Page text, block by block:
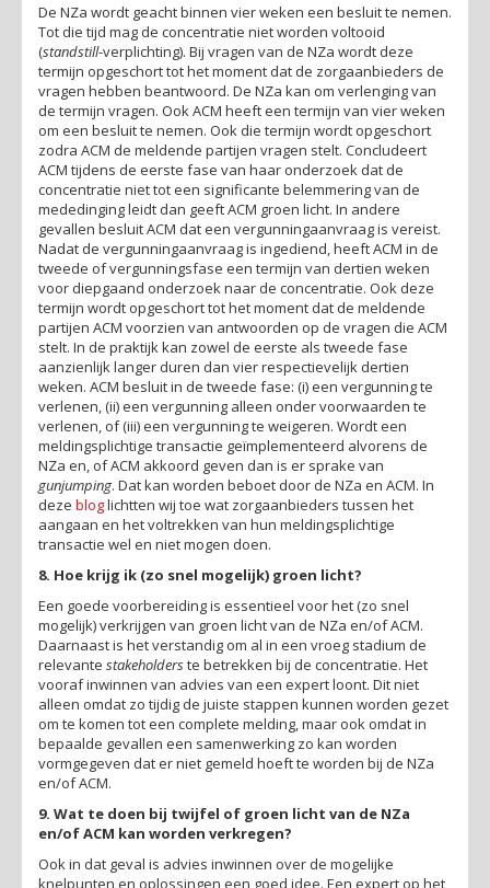
De NZa wordt geacht binnen vier weken een besluit te nemen.
Tot die tijd mag de concentratie niet worden voltooid
(standstill-verplichting). Bij vragen van de NZa wordt deze
termijn opgeschort tot het moment dat de zorgaanbieders de
vragen hebben beantwoord. De NZa kan om verlenging van
de termijn vragen. Ook ACM heeft een termijn van vier weken
om een besluit te nemen. Ook die termijn wordt opgeschort
zodra ACM de meldende partijen vragen stelt. Concludeert
ACM tijdens de eerste fase van haar onderzoek dat de
concentratie niet tot een significante belemmering van de
mededinging leidt dan geeft ACM groen licht. In andere
gevallen besluit ACM dat een vergunningaanvraag is vereist.
Nadat de vergunningaanvraag is ingediend, heeft ACM in de
tweede of vergunningsfase een termijn van dertien weken
voor diepgaand onderzoek naar de concentratie. Ook deze
termijn wordt opgeschort tot het moment dat de meldende
partijen ACM voorzien van antwoorden op de vragen die ACM
stelt. In de praktijk kan zowel de eerste als tweede fase
aanzienlijk langer duren dan vier respectievelijk dertien
weken. ACM besluit in de tweede fase: (i) een vergunning te
verlenen, (ii) een vergunning alleen onder voorwaarden te
verlenen, of (iii) een vergunning te weigeren. Wordt een
meldingsplichtige transactie geïmplementeerd alvorens de
NZa en, of ACM akkoord geven dan is er sprake van
gunjumping. Dat kan worden beboet door de NZa en ACM. In
deze bloglichtten wij toe wat zorgaanbieders tussen het
aangaan en het voltrekken van hun meldingsplichtige
transactie wel en niet mogen doen.
8. Hoe krijg ik (zo snel mogelijk) groen licht?
Een goede voorbereiding is essentieel voor het (zo snel
mogelijk) verkrijgen van groen licht van de NZa en/of ACM.
Daarnaast is het verstandig om al in een vroeg stadium de
relevante stakeholderste betrekken bij de concentratie. Het
vooraf inwinnen van advies van een expert loont. Dit niet
alleen omdat zo tijdig de juiste stappen kunnen worden gezet
om te komen tot een complete melding, maar ook omdat in
bepaalde gevallen een samenwerking zo kan worden
vormgegeven dat er niet gemeld hoeft te worden bij de NZa
en/of ACM.
9. Wat te doen bij twijfel of groen licht van de NZa
en/of ACM kan worden verkregen?
Ook in dat geval is advies inwinnen over de mogelijke
knelpunten en oplossingen een goed idee. Een expert op het